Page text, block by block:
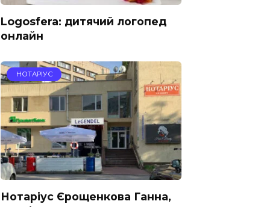
Logosfera: дитячий логопед
онлайн
НОТАРІУС
Нотаріус Єрощенкова Ганна,